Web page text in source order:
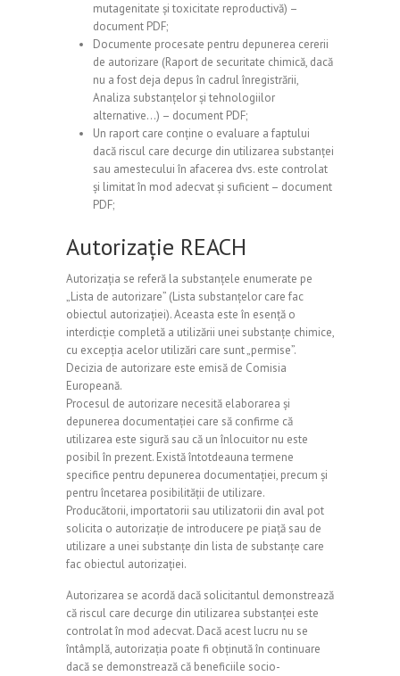
mutagenitate și toxicitate reproductivă) –
document PDF;
Documente procesate pentru depunerea cererii
de autorizare (Raport de securitate chimică, dacă
nu a fost deja depus în cadrul înregistrării,
Analiza substanțelor și tehnologiilor
alternative…) – document PDF;
Un raport care conține o evaluare a faptului
dacă riscul care decurge din utilizarea substanței
sau amestecului în afacerea dvs. este controlat
și limitat în mod adecvat și suficient – document
PDF;
Autorizație REACH
Autorizația se referă la substanțele enumerate pe
„Lista de autorizare” (Lista substanțelor care fac
obiectul autorizației). Aceasta este în esență o
interdicție completă a utilizării unei substanțe chimice,
cu excepția acelor utilizări care sunt „permise”.
Decizia de autorizare este emisă de Comisia
Europeană.
Procesul de autorizare necesită elaborarea și
depunerea documentației care să confirme că
utilizarea este sigură sau că un înlocuitor nu este
posibil în prezent. Există întotdeauna termene
specifice pentru depunerea documentației, precum și
pentru încetarea posibilității de utilizare.
Producătorii, importatorii sau utilizatorii din aval pot
solicita o autorizație de introducere pe piață sau de
utilizare a unei substanțe din lista de substanțe care
fac obiectul autorizației.
Autorizarea se acordă dacă solicitantul demonstrează
că riscul care decurge din utilizarea substanței este
controlat în mod adecvat. Dacă acest lucru nu se
întâmplă, autorizația poate fi obținută în continuare
dacă se demonstrează că beneficiile socio-